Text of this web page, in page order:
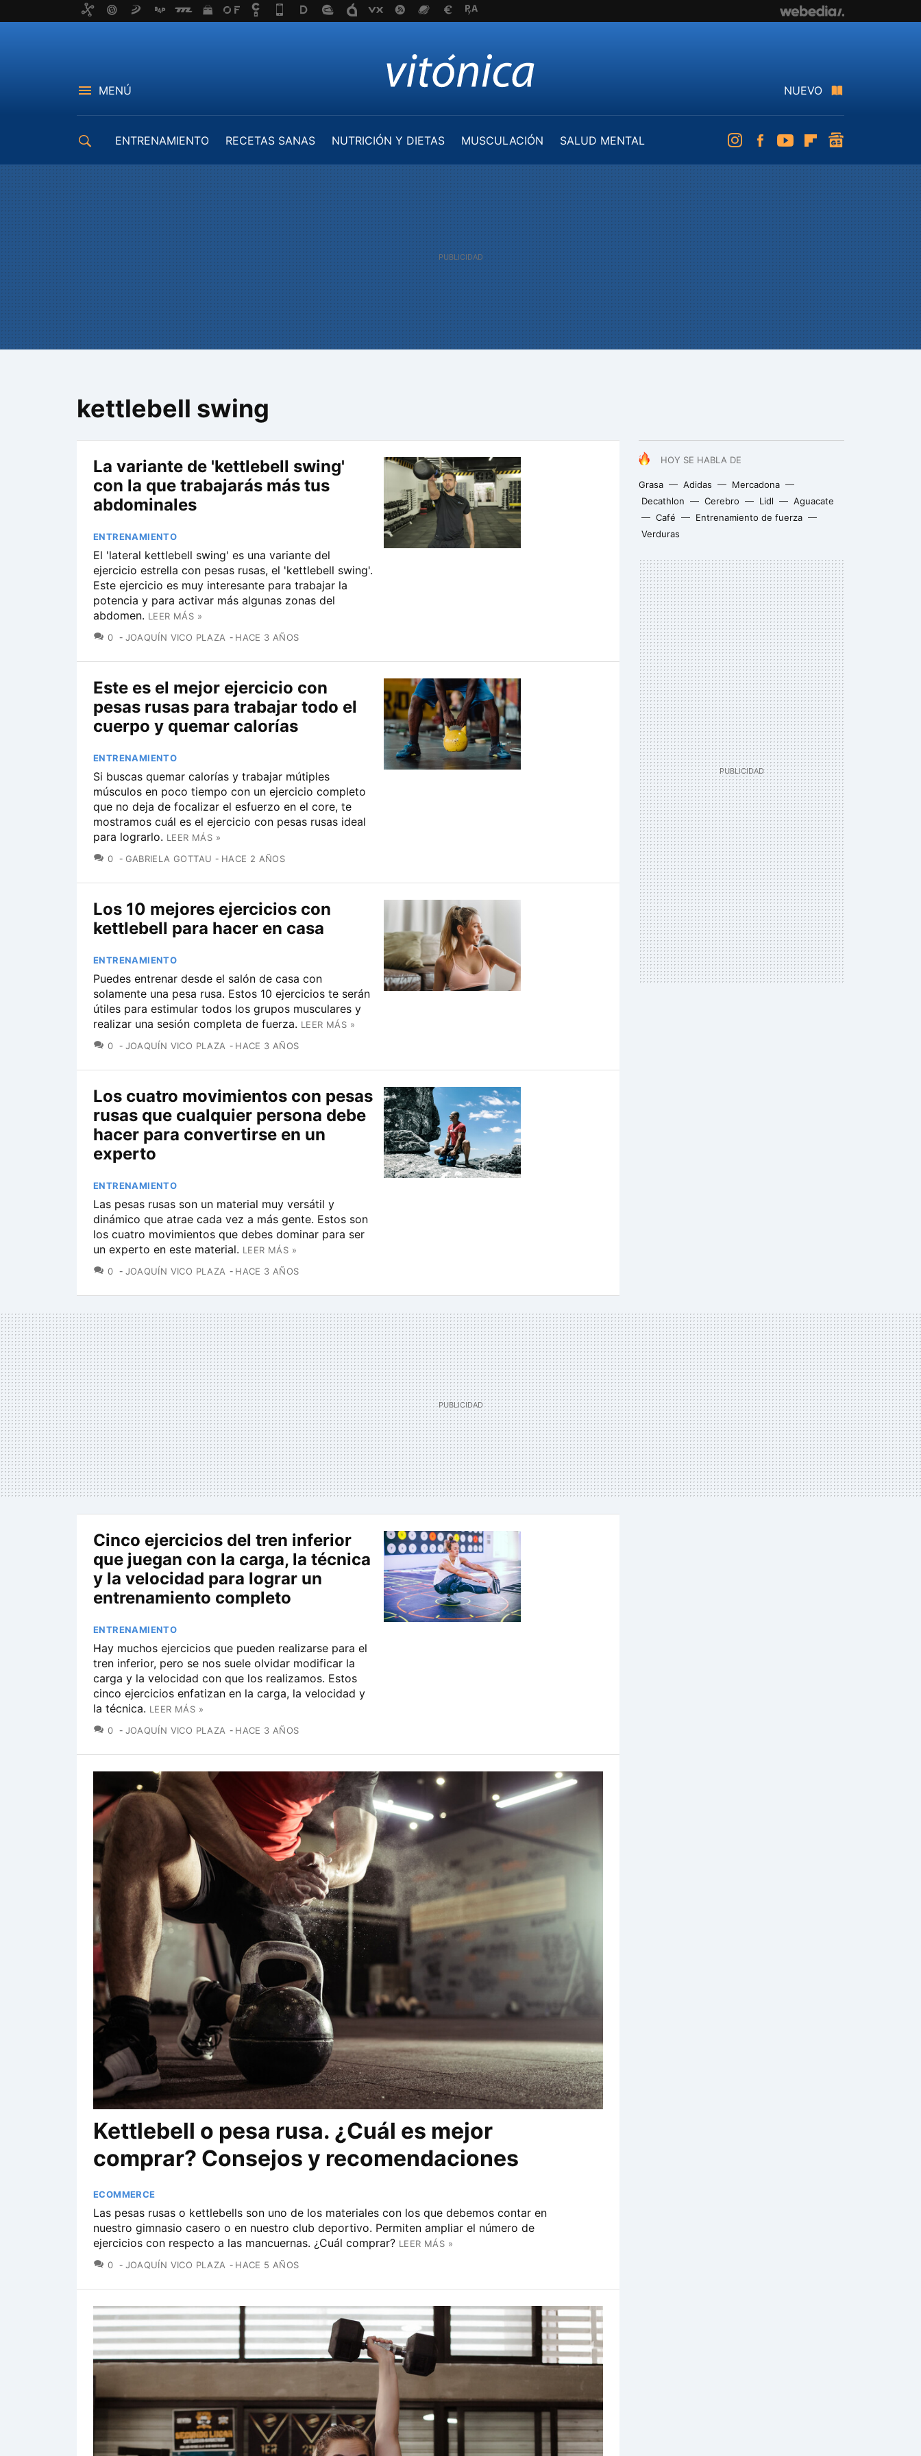
MENÚ NUEVO
ENTRENAMIENTO RECETAS SANAS NUTRICIÓN Y DIETAS MUSCULACIÓN
SALUD MENTAL
InstagramFacebookYoutubeFlipboard
kettlebell swing
HOY SE HABLA DE
Grasa Adidas
Mercadona
Decathlon
Cerebro Lidl
Aguacate
Café
Entrenamiento de fuerza
Verduras
La variante de 'kettlebell swing'
con la que trabajarás más tus
abdominales
ENTRENAMIENTO
El 'lateral kettlebell swing' es una variante del
ejercicio estrella con pesas rusas, el 'kettlebell swing'.
Este ejercicio es muy interesante para trabajar la
potencia y para activar más algunas zonas del
abdomen. LEER MÁS »
0 COMENTARIOS
JOAQUÍN VICO PLAZA HACE 3 AÑOS
Este es el mejor ejercicio con
pesas rusas para trabajar todo el
cuerpo y quemar calorías
ENTRENAMIENTO
Si buscas quemar calorías y trabajar mútiples
músculos en poco tiempo con un ejercicio completo
que no deja de focalizar el esfuerzo en el core, te
mostramos cuál es el ejercicio con pesas rusas ideal
para lograrlo. LEER MÁS »
0 COMENTARIOS
GABRIELA GOTTAU HACE 2 AÑOS
Los 10 mejores ejercicios con
kettlebell para hacer en casa
ENTRENAMIENTO
Puedes entrenar desde el salón de casa con
solamente una pesa rusa. Estos 10 ejercicios te serán
útiles para estimular todos los grupos musculares y
realizar una sesión completa de fuerza. LEER MÁS »
0 COMENTARIOS
JOAQUÍN VICO PLAZA HACE 3 AÑOS
Los cuatro movimientos con pesas
rusas que cualquier persona debe
hacer para convertirse en un
experto
ENTRENAMIENTO
Las pesas rusas son un material muy versátil y
dinámico que atrae cada vez a más gente. Estos son
los cuatro movimientos que debes dominar para ser
un experto en este material. LEER MÁS »
0 COMENTARIOS
JOAQUÍN VICO PLAZA HACE 3 AÑOS
Cinco ejercicios del tren inferior
que juegan con la carga, la técnica
y la velocidad para lograr un
entrenamiento completo
ENTRENAMIENTO
Hay muchos ejercicios que pueden realizarse para el
tren inferior, pero se nos suele olvidar modificar la
carga y la velocidad con que los realizamos. Estos
cinco ejercicios enfatizan en la carga, la velocidad y
la técnica. LEER MÁS »
0 COMENTARIOS
JOAQUÍN VICO PLAZA HACE 3 AÑOS
Kettlebell o pesa rusa. ¿Cuál es mejor
comprar? Consejos y recomendaciones
ECOMMERCE
Las pesas rusas o kettlebells son uno de los materiales con los que debemos contar en
nuestro gimnasio casero o en nuestro club deportivo. Permiten ampliar el número de
ejercicios con respecto a las mancuernas. ¿Cuál comprar? LEER MÁS »
0 COMENTARIOS
JOAQUÍN VICO PLAZA HACE 5 AÑOS